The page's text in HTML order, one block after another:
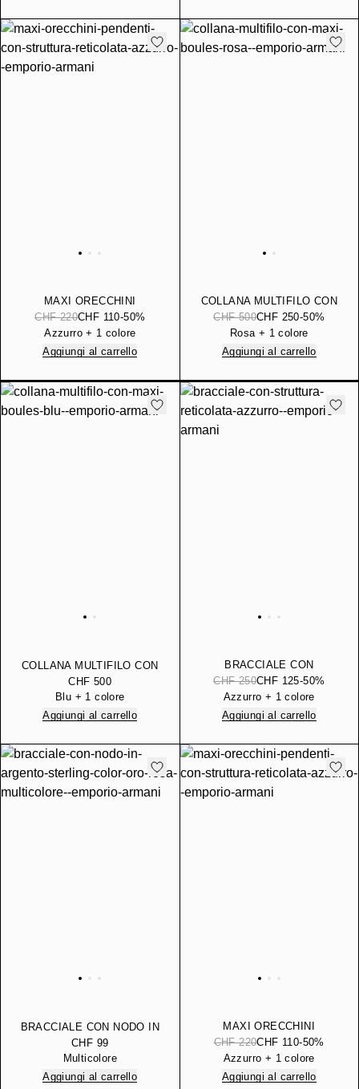
MAXI ORECCHINI
PENDENTI CON
STRUTTURA RETICOLATA
CHF 220CHF 110-50%
Azzurro + 1 colore
Aggiungi al carrello
COLLANA MULTIFILO CON
MAXI BOULES
CHF 500CHF 250-50%
Rosa + 1 colore
Aggiungi al carrello
Scopri di più
COLLANA MULTIFILO CON
MAXI BOULES
CHF 500
Blu + 1 colore
Aggiungi al carrello
BRACCIALE CON
STRUTTURA RETICOLATA
CHF 250CHF 125-50%
Azzurro + 1 colore
Aggiungi al carrello
BRACCIALE CON NODO IN
ARGENTO STERLING
COLOR ORO ROSA
CHF 99
Multicolore
Aggiungi al carrello
MAXI ORECCHINI
PENDENTI CON
STRUTTURA RETICOLATA
CHF 220CHF 110-50%
Azzurro + 1 colore
Aggiungi al carrello